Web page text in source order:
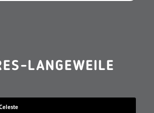
LANGEWEILE